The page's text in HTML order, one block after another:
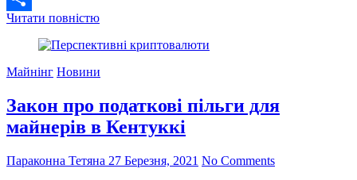
Поділитися
Читати повністюНорвезький
за
перетворився
критика
біткоіну
в
Майнінг Новини
Закон про податкові пільги для
майнерів в Кентуккі
Параконна Тетяна 27 Березня, 2021 No Comments